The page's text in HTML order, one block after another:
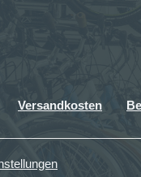
Versandkosten